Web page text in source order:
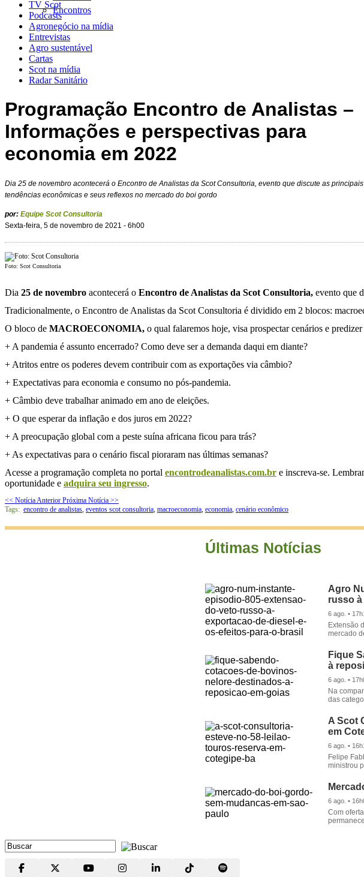
Encontros
TV Scot
Podcasts
Agronegócio na mídia
Entrevistas
Agro sustentável
Cartas
Scot na mídia
Radar Sanitário
Programação Encontro de Analistas –
Informações e perspectivas para
economia em 2022
Dia 25 de novembro acontecerá o Encontro de Analistas da Scot Consultoria, evento que discute as principais
tendências econômicas e seus reflexos no mercado do boi gordo
por: Equipe Scot Consultoria
Sexta-feira, 5 de novembro de 2021 - 6h00
Foto: Scot Consultoria
Dia 25 de novembro acontecerá o Encontro de Analistas da Scot Consultoria, evento que
Tradicionalmente, o Encontro de Analistas da Scot Consultoria é dividido em 2 blocos:
O bloco de MACROECONOMIA, o qual falaremos hoje, visa prospectar cenários e
+ A pandemia é assunto encerrado? Como deve ser a demanda daqui em diante?
+ Atritos entre os poderes devem contribuir com as exportações via câmbio?
+ Expectativas para economia e consumo no pós-pandemia.
+ Câmbio deve trabalhar animado em ano de eleições.
+ O que esperar da inflação e dos juros em 2022?
+ A preocupação global com a peste suína africana ficou para trás?
+ As expectativas para o cenário fiscal pioraram nas últimas semanas?
Acesse a programação completa no portal encontrodeanalistas.com.br e inscreva-se.
oportunidade e adquira seu ingresso.
<< Notícia Anterior Próxima Notícia >>
Tags: encontro de analistas, eventos scot consultoria, macroeconomia, economia, cenário econômico
Últimas Notícias
Agro
russo à
6 ago. •
Extensão
mercado
Fique
à
6 ago. •
Na
das
A Scot
em
6 ago. •
Felipe
ministrou
6 ago. •
Com